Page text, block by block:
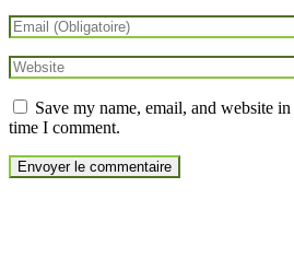
Save my name, email, and website
time I comment.